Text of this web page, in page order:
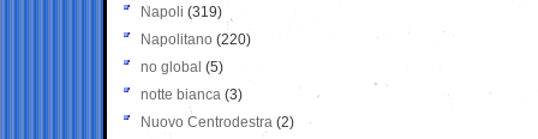
Napoli (319)
Napolitano (220)
no global (5)
notte bianca (3)
Nuovo Centrodestra (2)